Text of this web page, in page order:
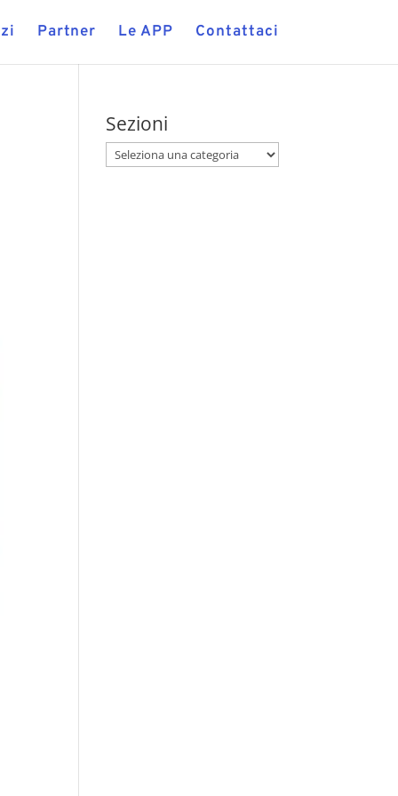
Partner Le APP Contattaci
Sezioni